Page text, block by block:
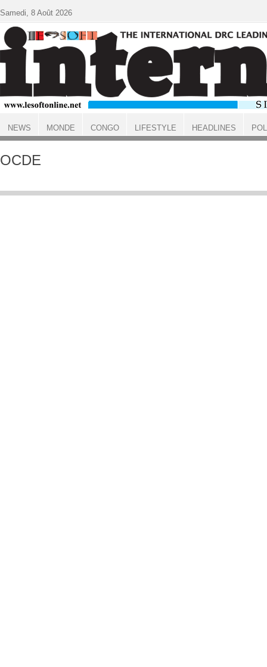
ACCUEIL
OCDE
Samedi, 8 Août 2026
NEWS MONDE CONGO LIFESTYLE HEADLINES